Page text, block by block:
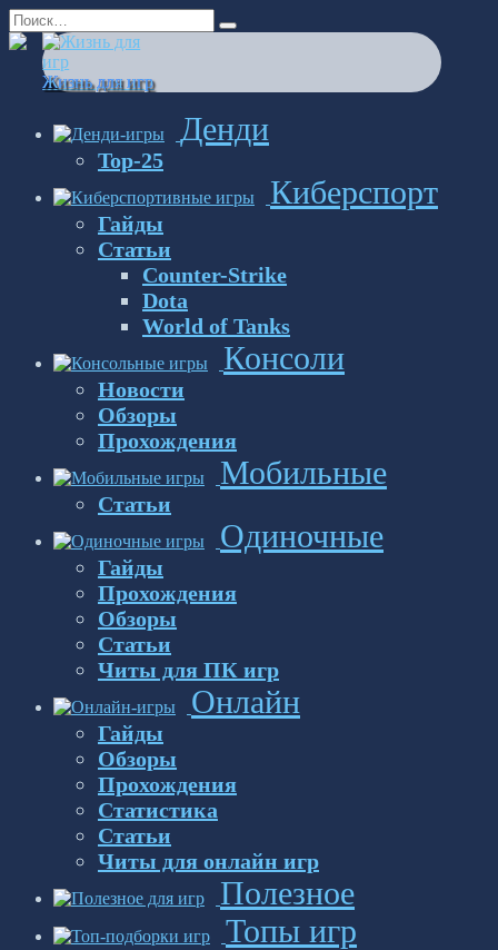
Перейти
к
содержанию
Search
for:
Жизнь для игр
Денди
Top-25
Киберспорт
Гайды
Статьи
Counter-Strike
Dota
World of Tanks
Консоли
Новости
Обзоры
Прохождения
Мобильные
Статьи
Одиночные
Гайды
Прохождения
Обзоры
Статьи
Читы для ПК игр
Онлайн
Гайды
Обзоры
Прохождения
Статистика
Статьи
Читы для онлайн игр
Полезное
Топы игр